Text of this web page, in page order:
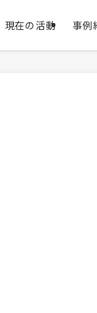
現在の活動 事例